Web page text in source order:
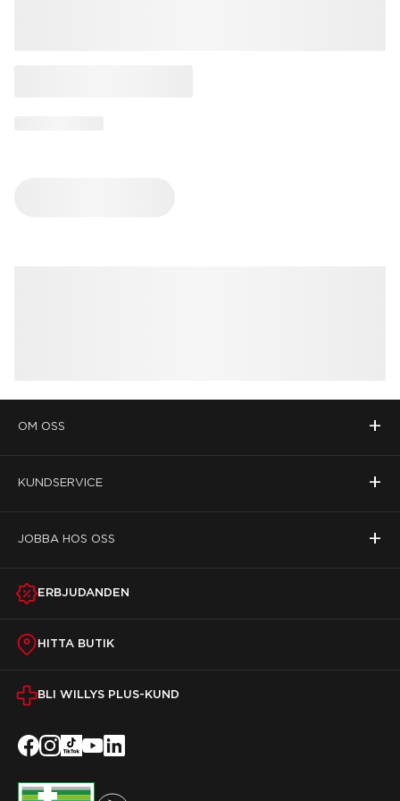
OM OSS +
KUNDSERVICE +
JOBBA HOS OSS +
ERBJUDANDEN
HITTA BUTIK
BLI WILLYS PLUS-KUND